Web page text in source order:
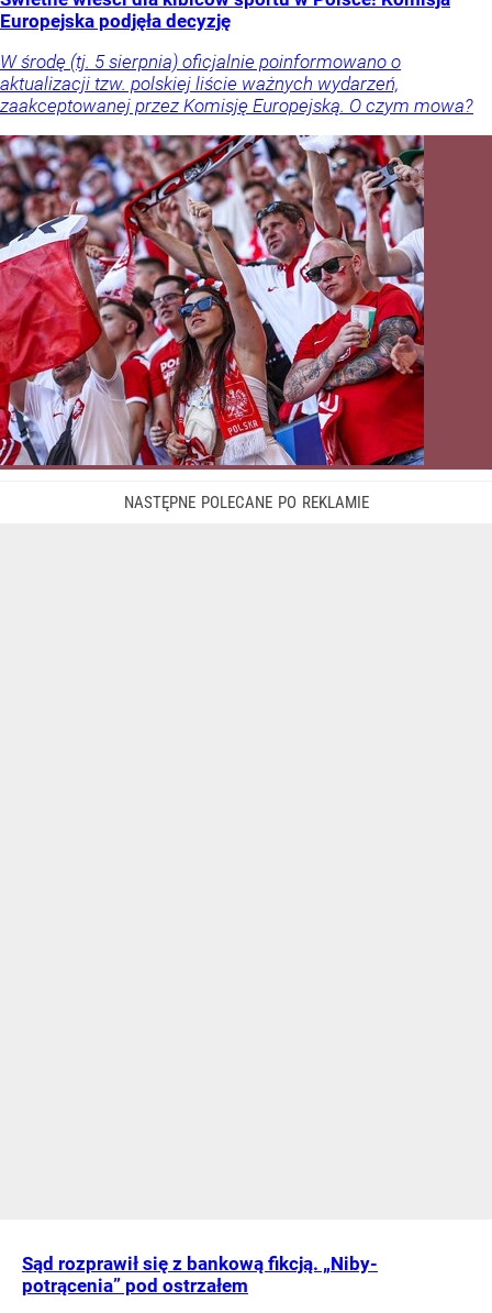
Europejska podjęła decyzję
W środę (tj. 5 sierpnia) oficjalnie poinformowano o
aktualizacji tzw. polskiej liście ważnych wydarzeń,
zaakceptowanej przez Komisję Europejską. O czym mowa?
Sąd rozprawił się z bankową fikcją. „Niby-
potrącenia” pod ostrzałem